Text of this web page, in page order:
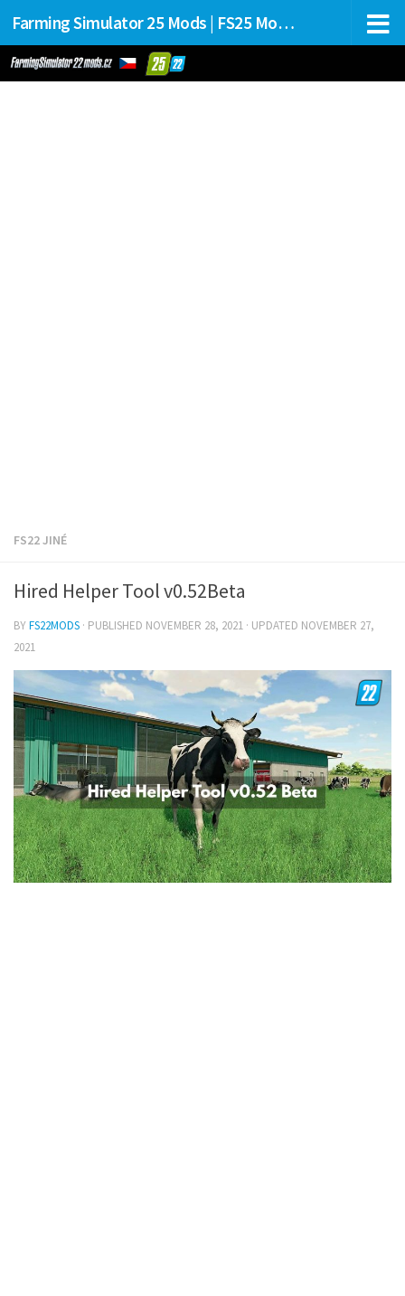
Farming Simulator 25 Mods | FS25 Mods Stahování
FS22 JINÉ
Hired Helper Tool v0.52Beta
BYFS22MODS · PUBLISHED NOVEMBER 28, 2021 · UPDATED NOVEMBER 27,
2021